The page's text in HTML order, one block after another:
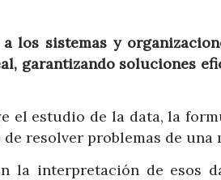
los sistemas y
garantizando soluciones
el estudio de la data, la
resolver problemas de una
la interpretación de esos